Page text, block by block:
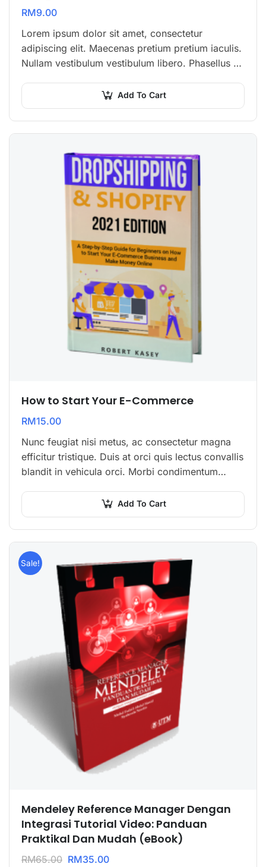
RM9.00
Lorem ipsum dolor sit amet, consectetur
adipiscing elit. Maecenas pretium pretium iaculis.
Nullam vestibulum vestibulum libero. Phasellus ut
Add To Cart
How to Start Your E-Commerce
RM15.00
Nunc feugiat nisi metus, ac consectetur magna
efficitur tristique. Duis at orci quis lectus convallis
blandit in vehicula orci. Morbi condimentum
euismod placerat…
Add To Cart
Sale!
Mendeley Reference Manager Dengan
Integrasi Tutorial Video: Panduan
Praktikal Dan Mudah (eBook)
RM65.00 RM35.00